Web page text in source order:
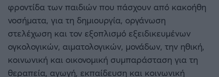
φροντίδα των παιδιών που πάσχουν από κακοήθη
νοσήματα, για τη δημιουργία, οργάνωση
στελέχωση και τον εξοπλισμό εξειδικευμένων
ογκολογικών, αιματολογικών, μονάδων, την ηθική,
κοινωνική και οικονομική συμπαράσταση για τη
θεραπεία, αγωγή, εκπαίδευση και κοινωνική